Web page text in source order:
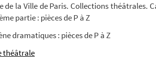
la Ville de Paris. Collections théâtrales.
partie : pièces de P à Z
dramatiques : pièces de P à Z
théâtrale
1902
sa fille : vaudeville en 3 actes. 1931
: comédie en 1 acte. 1904
tableaux. 1930